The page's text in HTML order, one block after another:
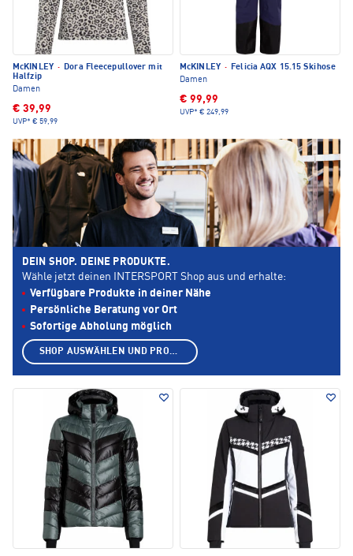
McKINLEY ·
Dora Fleecepullover mit
Halfzip
Damen
€ 39,99
UVP* € 59,99
McKINLEY ·
Felicia AQX 15.15 Skihose
Damen
€ 99,99
UVP* € 249,99
DEIN SHOP. DEINE PRODUKTE.
Wähle jetzt deinen INTERSPORT Shop aus und erhalte:
Verfügbare Produkte in deiner Nähe
Persönliche Beratung vor Ort
Sofortige Abholung möglich
SHOP AUSWÄHLEN UND PRODUKTE ANZEIGEN